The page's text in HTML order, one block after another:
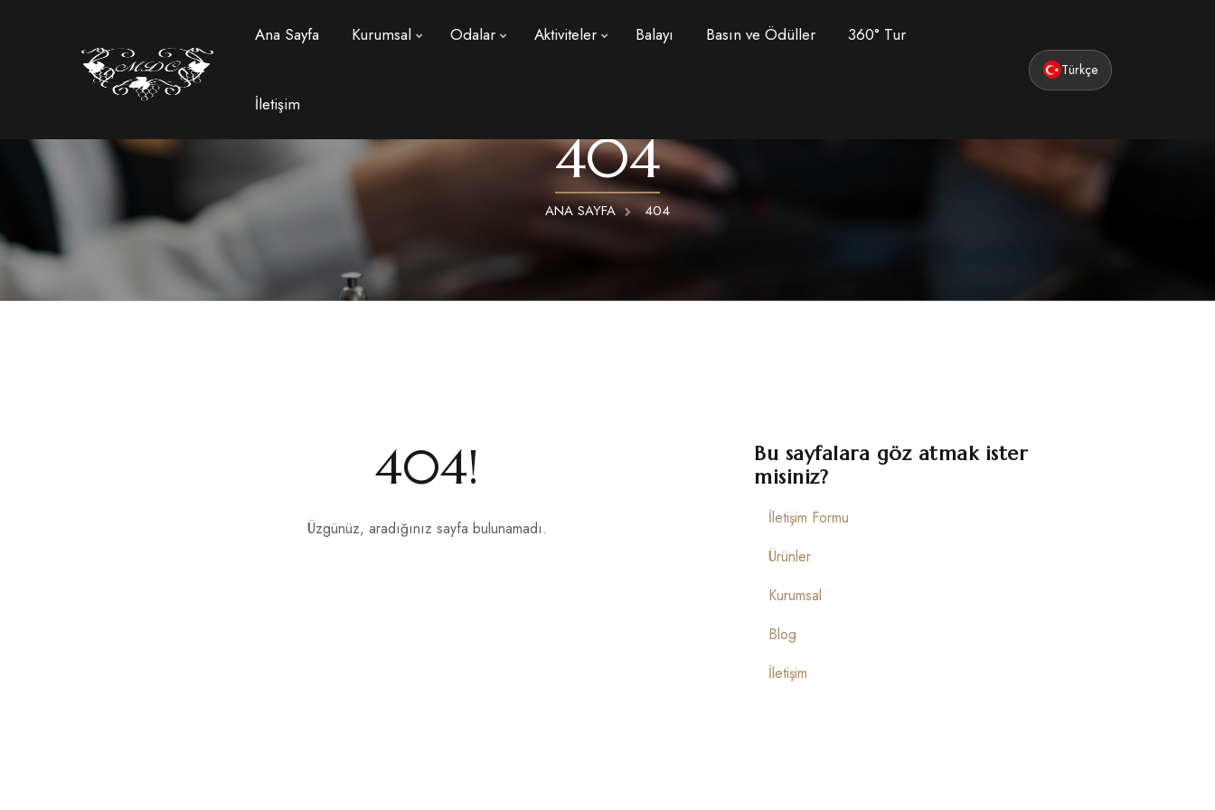
Ana Sayfa Kurumsal Odalar Aktiviteler Balayı Basın ve Ödüller 360° Tur
İletişim
Türkçe
404
ANA SAYFA 404
404!
Üzgünüz, aradığınız sayfa bulunamadı.
Bu sayfalara göz atmak ister
misiniz?
İletişim Formu
Ürünler
Kurumsal
Blog
İletişim